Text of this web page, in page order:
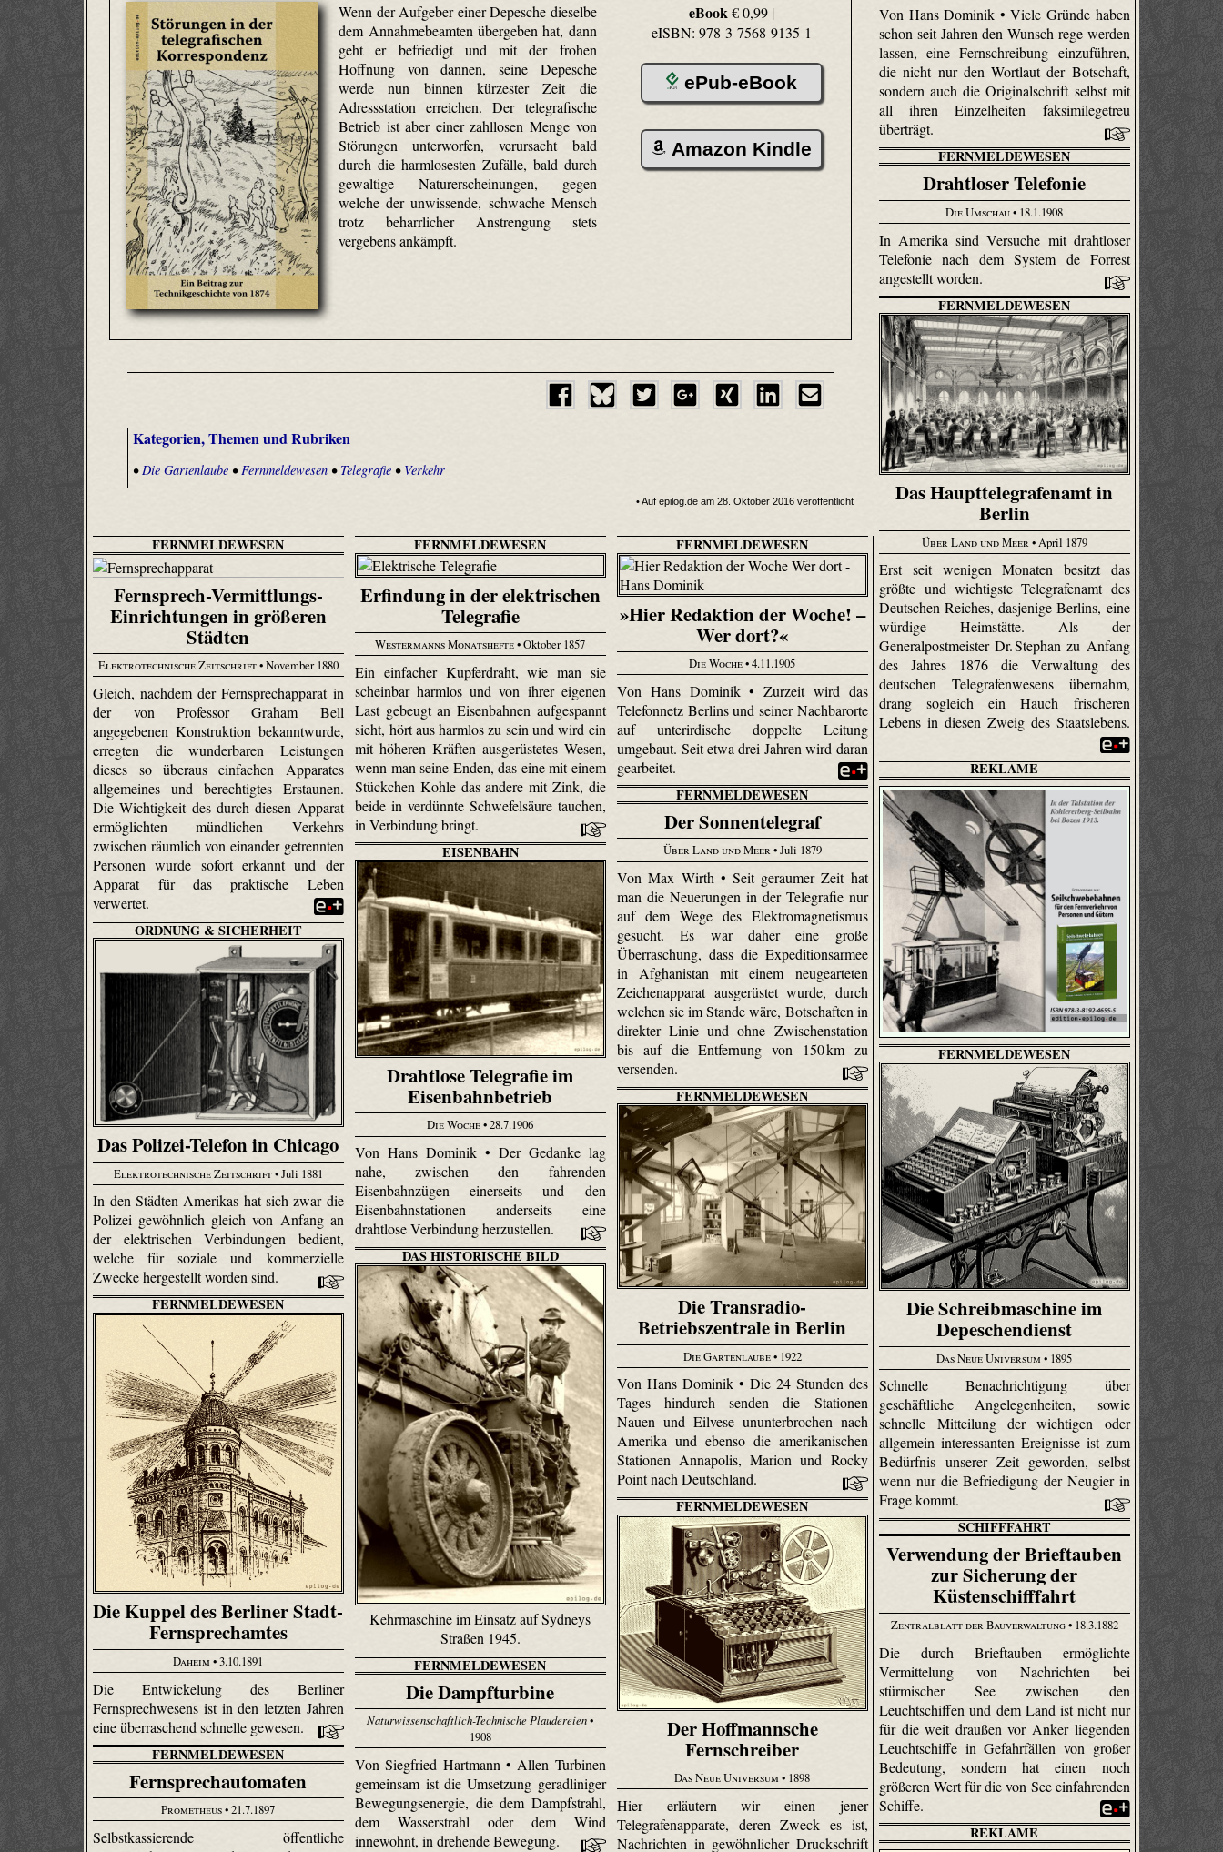
Wenn der Aufgeber einer Depesche dieselbe
dem Annahmebeamten übergeben hat, dann
geht er befriedigt und mit der frohen
Hoffnung von dannen, seine Depesche
werde nun binnen kürzester Zeit die
Adressstation erreichen. Der telegrafische
Betrieb ist aber einer zahllosen Menge von
Störungen unterworfen, verursacht bald
durch die harmlosesten Zufälle, bald durch
gewaltige Naturerscheinungen, gegen
welche der unwissende, schwache Mensch
trotz beharrlicher Anstrengung stets
vergebens ankämpft.
eBook€ 0,99 |
eISBN: 978-3-7568-9135-1
ePub-eBook
Amazon Kindle
Kategorien, Themen und Rubriken
•Die Gartenlaube •Fernmeldewesen • Telegrafie • Verkehr
• Auf epilog.de am 28. Oktober 2016 veröffentlicht
Von Hans Dominik • Viele Gründe haben
schon seit Jahren den Wunsch rege werden
lassen, eine Fernschreibung einzuführen,
die nicht nur den Wortlaut der Botschaft,
sondern auch die Originalschrift selbst mit
all ihren Einzelheiten faksimilegetreu
überträgt.
FERNMELDEWESEN
Drahtloser Telefonie
Die Umschau• 18.1.1908
In Amerika sind Versuche mit drahtloser
Telefonie nach dem System de Forrest
angestellt worden.
FERNMELDEWESEN
Das Haupttelegrafenamt in
Berlin
Über Land und Meer• April 1879
Erst seit wenigen Monaten besitzt das
größte und wichtigste Telegrafenamt des
Deutschen Reiches, dasjenige Berlins, eine
würdige Heimstätte. Als der
Generalpostmeister Dr. Stephan zu Anfang
des Jahres 1876 die Verwaltung des
deutschen Tele­grafen­wesens übernahm,
drang sogleich ein Hauch frischeren
Lebens in diesen Zweig des Staatslebens.
FERNMELDEWESEN
Fernsprech-Vermittlungs-
Einrichtungen in größeren
Städten
Elektrotechnische Zeitschrift• November 1880
Gleich, nachdem der Fernsprechapparat in
der von Professor Graham Bell
angegebenen Konstruktion bekanntwurde,
erregten die wunderbaren Leistungen
dieses so überaus einfachen Apparates
allgemeines und berechtigtes Erstaunen.
Die Wichtigkeit des durch diesen Apparat
ermöglichten mündlichen Verkehrs
zwischen räumlich von einander getrennten
Personen wurde sofort erkannt und der
Apparat für das praktische Leben
verwertet.
FERNMELDEWESEN
Erfindung in der elektrischen
Telegrafie
Westermanns Monatshefte• Oktober 1857
Ein einfacher Kupferdraht, wie man sie
scheinbar harmlos und von ihrer eigenen
Last gebeugt an Eisenbahnen aufgespannt
sieht, hört aus harmlos zu sein und wird ein
mit höheren Kräften ausgerüstetes Wesen,
wenn man seine Enden, das eine mit einem
Stückchen Kohle das andere mit Zink, die
beide in verdünnte Schwefelsäure tauchen,
in Verbindung bringt.
FERNMELDEWESEN
»Hier Redaktion der Woche! –
Wer dort?«
Die Woche• 4.11.1905
Von Hans Dominik • Zurzeit wird das
Telefonnetz Berlins und seiner Nachbarorte
auf unterirdische doppelte Leitung
umgebaut. Seit etwa drei Jahren wird daran
gearbeitet.
REKLAME
FERNMELDEWESEN
Die Schreibmaschine im
Depeschendienst
Das Neue Universum• 1895
Schnelle Benachrichtigung über
geschäftliche Angelegenheiten, sowie
schnelle Mitteilung der wichtigen oder
allgemein interessanten Ereignisse ist zum
Bedürfnis unserer Zeit geworden, selbst
wenn nur die Befriedigung der Neugier in
Frage kommt.
FERNMELDEWESEN
Der Sonnentelegraf
Über Land und Meer• Juli 1879
Von Max Wirth • Seit geraumer Zeit hat
man die Neuerungen in der Telegrafie nur
auf dem Wege des Elektromagnetismus
gesucht. Es war daher eine große
Überraschung, dass die Expeditionsarmee
in Afghanistan mit einem neu­gearteten
Zeichenapparat ausgerüstet wurde, durch
welchen sie im Stande wäre, Botschaften in
direkter Linie und ohne Zwischenstation
bis auf die Entfernung von 150 km zu
versenden.
EISENBAHN
Drahtlose Telegrafie im
Eisenbahnbetrieb
Die Woche• 28.7.1906
Von Hans Dominik • Der Gedanke lag
nahe, zwischen den fahrenden
Eisenbahnzügen einerseits und den
Eisenbahnstationen anderseits eine
drahtlose Verbindung herzustellen.
ORDNUNG & SICHERHEIT
Das Polizei-Telefon in Chicago
Elektrotechnische Zeitschrift• Juli 1881
In den Städten Amerikas hat sich zwar die
Polizei gewöhnlich gleich von Anfang an
der elektrischen Verbindungen bedient,
welche für soziale und kommerzielle
Zwecke hergestellt worden sind.
FERNMELDEWESEN
Die Transradio-
Betriebszentrale in Berlin
Die Gartenlaube• 1922
Von Hans Dominik • Die 24 Stunden des
Tages hindurch senden die Stationen
Nauen und Eilvese ununterbrochen nach
Amerika und ebenso die amerikanischen
Stationen Anna­polis, Marion und Rocky
Point nach Deutschland.
DAS HISTORISCHE BILD
Kehrmaschine im Einsatz auf Sydneys
Straßen 1945.
FERNMELDEWESEN
Die Dampfturbine
Naturwissenschaftlich-Technische Plaudereien•
1908
Von Siegfried Hartmann • Allen Turbinen
gemeinsam ist die Umsetzung geradliniger
Bewegungsenergie, die dem Dampfstrahl,
dem Wasserstrahl oder dem Wind
innewohnt, in drehende Bewegung.
FERNMELDEWESEN
Die Kuppel des Berliner Stadt-
Fernsprechamtes
Daheim• 3.10.1891
Die Entwickelung des Berliner
Fernsprechwesens ist in den letzten Jahren
eine überraschend schnelle gewesen.
FERNMELDEWESEN
Der Hoffmannsche
Fernschreiber
Das Neue Universum• 1898
Hier erläutern wir einen jener
Telegrafenapparate, deren Zweck es ist,
Nachrichten in gewöhnlicher Druckschrift
SCHIFFFAHRT
Verwendung der Brieftauben
zur Sicherung der
Küstenschifffahrt
Zentralblatt der Bauverwaltung• 18.3.1882
Die durch Brieftauben ermöglichte
Vermittelung von Nachrichten bei
stürmischer See zwischen den
Leuchtschiffen und dem Land ist nicht nur
für die weit draußen vor Anker liegenden
Leuchtschiffe in Gefahrfällen von großer
Bedeutung, sondern hat einen noch
größeren Wert für die von See einfahrenden
Schiffe.
FERNMELDEWESEN
Fernsprechautomaten
Prometheus• 21.7.1897
Selbst­kassierende öffentliche
REKLAME